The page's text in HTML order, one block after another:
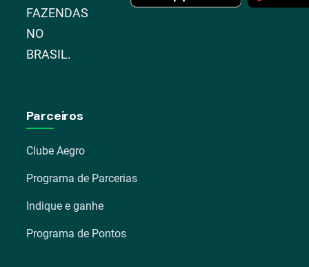
FAZENDAS
NO
BRASIL.
Parceiros
Clube Aegro
Programa de Parcerias
Indique e ganhe
Programa de Pontos